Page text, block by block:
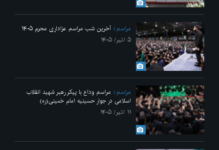
مراسم
آخرین شب مراسم عزاداری محرم ۱۴۰۵
۵ /تیر/ ۱۴۰۵
مراسم
مراسم وداع با پیکر رهبر شهید انقلاب
اسلامی در جوار حسینیه امام خمینی(ره)
۱۱ /تیر/ ۱۴۰۵